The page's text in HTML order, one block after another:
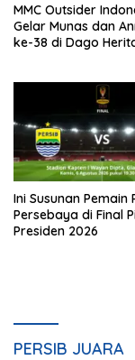
MMC Outsider
Gelar Munas dan
ke-38 di Dago
Ini Susunan Pemain
Persebaya di Final
Presiden 2026
PERSIB JUARA